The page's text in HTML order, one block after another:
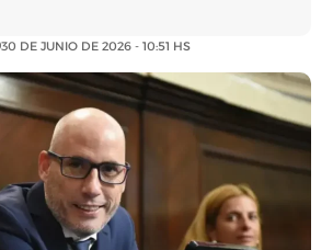
30 DE JUNIO DE 2026 - 10:51 HS